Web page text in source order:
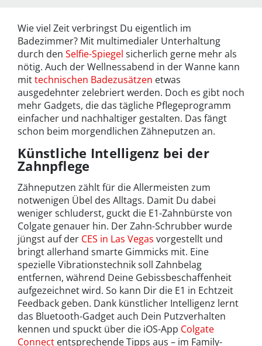
Wie viel Zeit verbringst Du eigentlich im
Badezimmer? Mit multimedialer Unterhaltung
durch den Selfie-Spiegel sicherlich gerne mehr als
nötig. Auch der Wellnessabend in der Wanne kann
mittechnischen Badezusätzen etwas
ausgedehnter zelebriert werden. Doch es gibt noch
mehr Gadgets, die das tägliche Pflegeprogramm
einfacher und nachhaltiger gestalten. Das fängt
schon beim morgendlichen Zähneputzen an.
Künstliche Intelligenz bei der
Zahnpflege
Zähneputzen zählt für die Allermeisten zum
notwenigen Übel des Alltags. Damit Du dabei
weniger schluderst, guckt die E1-Zahnbürste von
Colgate genauer hin. Der Zahn-Schrubber wurde
jüngst auf der CES in Las Vegas vorgestellt und
bringt allerhand smarte Gimmicks mit. Eine
spezielle Vibrationstechnik soll Zahnbelag
entfernen, während Deine Gebissbeschaffenheit
aufgezeichnet wird. So kann Dir die E1 in Echtzeit
Feedback geben. Dank künstlicher Intelligenz lernt
das Bluetooth-Gadget auch Dein Putzverhalten
kennen und spuckt über die iOS-App Colgate
Connect entsprechende Tipps aus – im Family-